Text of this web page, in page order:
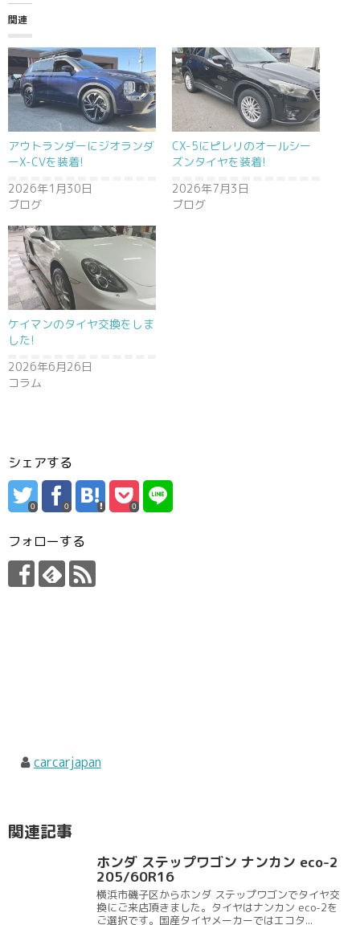
関連
アウトランダーにジオランダ
ーX-CVを装着!
2026年1月30日
ブログ
CX-5にピレリのオールシー
ズンタイヤを装着!
2026年7月3日
ブログ
ケイマンのタイヤ交換をしま
した!
2026年6月26日
コラム
シェアする
0 0 0
フォローする
carcarjapan
関連記事
ホンダ ステップワゴン ナンカン eco-2
205/60R16
横浜市磯子区からホンダ ステップワゴンでタイヤ交
換にご来店頂きました。タイヤはナンカン eco-2を
ご選択です。国産タイヤメーカーではエコタ...